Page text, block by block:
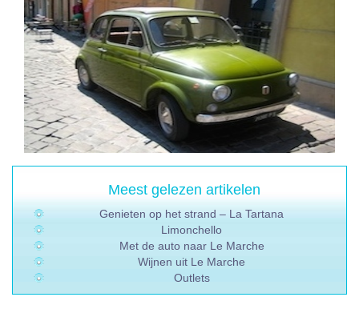
Meest gelezen artikelen
Genieten op het strand – La Tartana
Limonchello
Met de auto naar Le Marche
Wijnen uit Le Marche
Outlets